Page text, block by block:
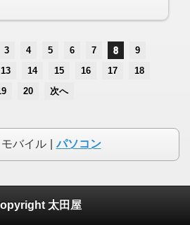
3 4 5 6 7 8
9
13 14 15 16 17
18
20 次へ
モバイル パソコン
太田屋